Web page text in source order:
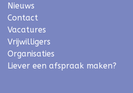
Nieuws
Contact
Vacatures
Vrijwilligers
Organisaties
Liever een afspraak maken?